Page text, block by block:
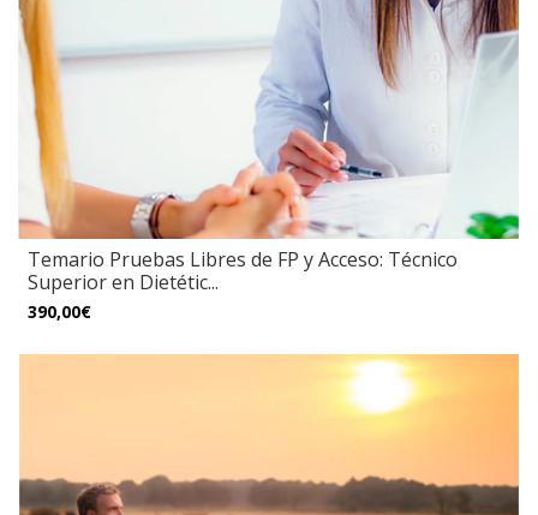
Temario Pruebas Libres de FP y Acceso: Técnico
Superior en Dietétic...
390,00€